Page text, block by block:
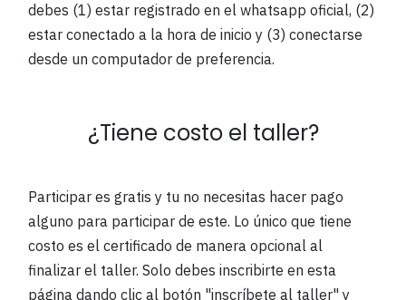
debes (1) estar registrado en el whatsapp oficial, (2)
estar conectado a la hora de inicio y (3) conectarse
desde un computador de preferencia.
¿Tiene costo el taller?
Participar es gratis y tu no necesitas hacer pago
alguno para participar de este. Lo único que tiene
costo es el certificado de manera opcional al
finalizar el taller. Solo debes inscribirte en esta
página dando clic al botón "inscríbete al taller" y